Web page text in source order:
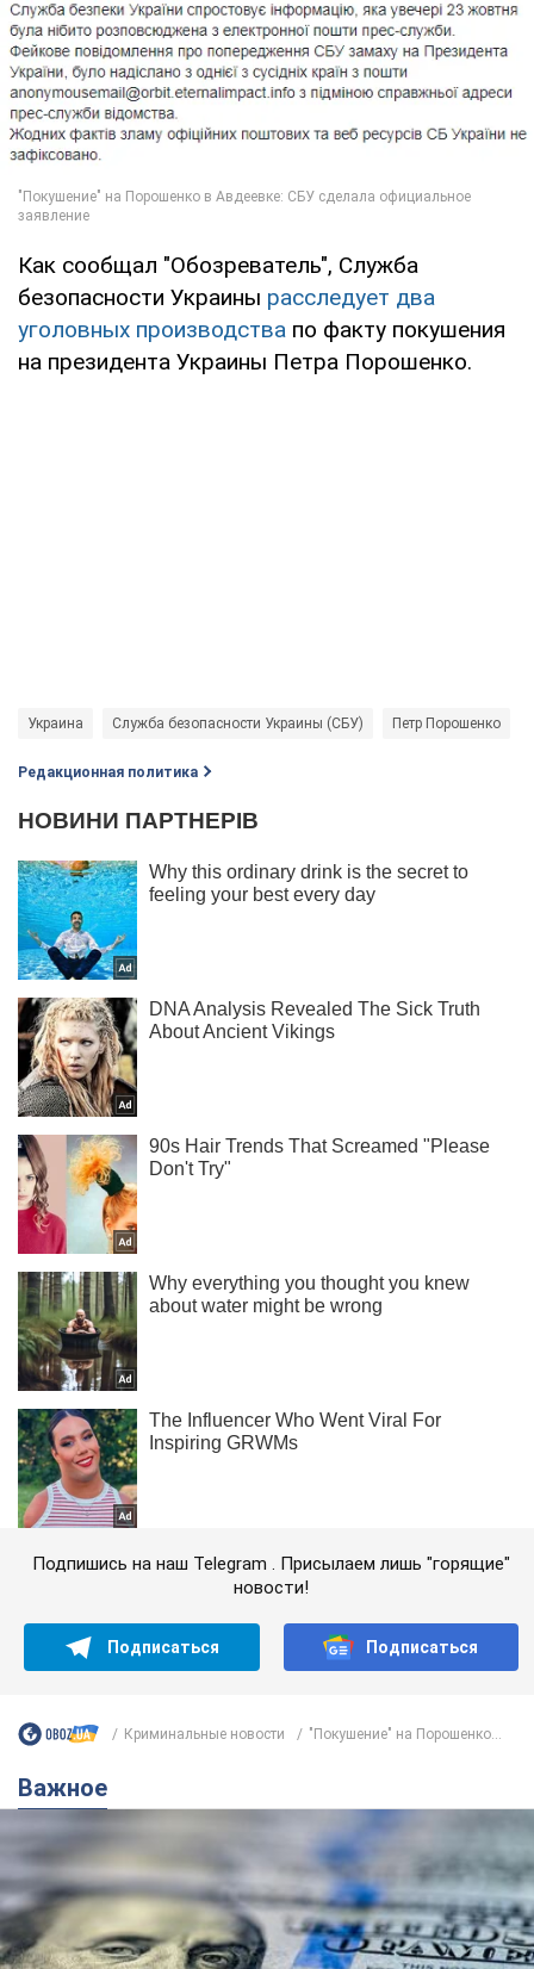
Как сообщал "Обозреватель", Служба
безопасности Украины расследует два
уголовных производства по факту покушения
на президента Украины Петра Порошенко.
Украина Служба безопасности Украины (СБУ) Петр Порошенко
Редакционная политика
Подпишись на наш Telegram . Присылаем лишь "горящие"
новости!
Подписаться Подписаться
Криминальные новости "Покушение" на Порошенко...
Важное